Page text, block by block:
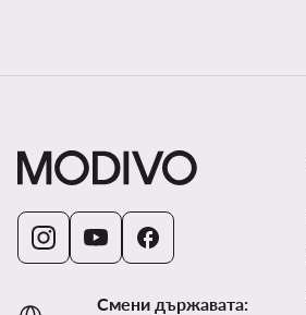
Смени държавата: